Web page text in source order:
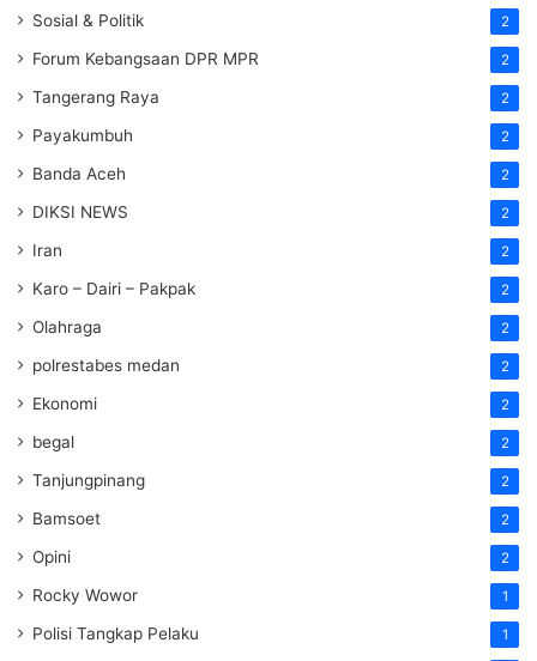
Sosial & Politik 2
Forum Kebangsaan DPR MPR 2
Tangerang Raya 2
Payakumbuh 2
Banda Aceh 2
DIKSI NEWS 2
Iran 2
Karo – Dairi – Pakpak 2
Olahraga 2
polrestabes medan 2
Ekonomi 2
begal 2
Tanjungpinang 2
Bamsoet 2
Opini 2
Rocky Wowor 1
Polisi Tangkap Pelaku 1